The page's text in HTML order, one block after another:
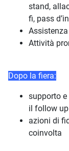
stand,
fi, pass
Attività
Dopo la fiera:
supporto
il follow
azioni di
coinvolta